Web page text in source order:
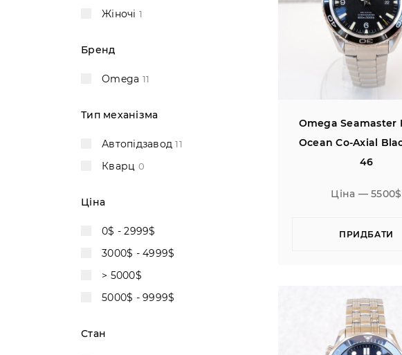
Жіночі 1
Бренд
Omega 11
Тип механізма
Автопідзавод11
Кварц 0
Ціна
0$ - 2999$
3000$ - 4999$
> 5000$
5000$ - 9999$
Стан
Omega Seamaster
Ocean Co-Axial
46
Ціна — 5500$
ПРИДБАТИ